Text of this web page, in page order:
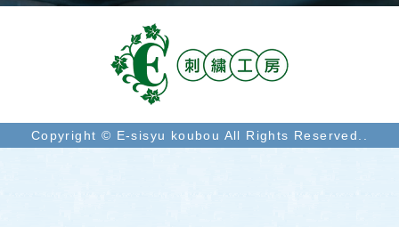
Copyright © E-sisyu koubou All Rights Reserved..